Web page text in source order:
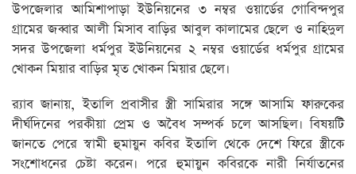
উপজেলার আমিশাপাড়া ইউনিয়নের ৩ নম্বর ওয়ার্ডের গোবিন্দপুর
গ্রামের জব্বার আলী মিসাব বাড়ির আবুল কালামের ছেলে ও নাহিদুল
সদর উপজেলা ধর্মপুর ইউনিয়নের ২ নম্বর ওয়ার্ডের ধর্মপুর গ্রামের
খোকন মিয়ার বাড়ির মৃত খোকন মিয়ার ছেলে।
র‌্যাব জানায়, ইতালি প্রবাসীর স্ত্রী সামিরার সঙ্গে আসামি ফারুকের
দীর্ঘদিনের পরকীয়া প্রেম ও অবৈধ সম্পর্ক চলে আসছিল। বিষয়টি
জানতে পেরে স্বামী হুমায়ুন কবির ইতালি থেকে দেশে ফিরে স্ত্রীকে
সংশোধনের চেষ্টা করেন। পরে হুমায়ুন কবিরকে নারী নির্যাতনের